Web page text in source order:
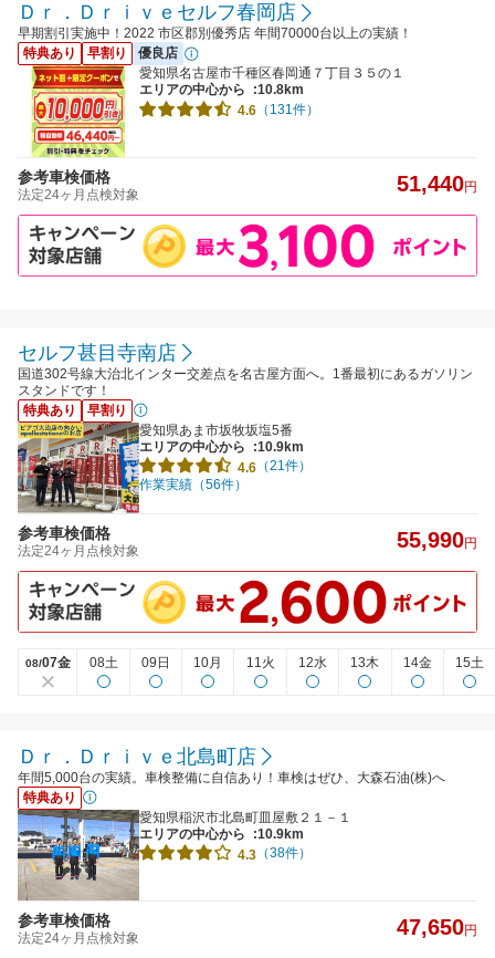
Ｄｒ．Ｄｒｉｖｅセルフ春岡店
早期割引実施中！2022 市区郡別優秀店 年間70000台以上の実績！
特典あり
早割り
優良店
愛知県名古屋市千種区春岡通７丁目３５の１
エリアの中心から
:10.8km
4.6 （131件）
参考車検価格
法定24ヶ月点検対象 51,440円
セルフ甚目寺南店
国道302号線大治北インター交差点を名古屋方面へ。1番最初にあるガソリン
スタンドです！
特典あり
早割り
愛知県あま市坂牧坂塩5番
エリアの中心から
:10.9km
4.6 （21件）
作業実績（56件）
参考車検価格
法定24ヶ月点検対象 55,990円
08/07金 08土 09日 10月 11火 12水 13木 14金 15土
Ｄｒ．Ｄｒｉｖｅ北島町店
年間5,000台の実績。車検整備に自信あり！車検はぜひ、大森石油(株)へ
特典あり
愛知県稲沢市北島町皿屋敷２１－１
エリアの中心から
:10.9km
4.3 （38件）
参考車検価格
法定24ヶ月点検対象 47,650円